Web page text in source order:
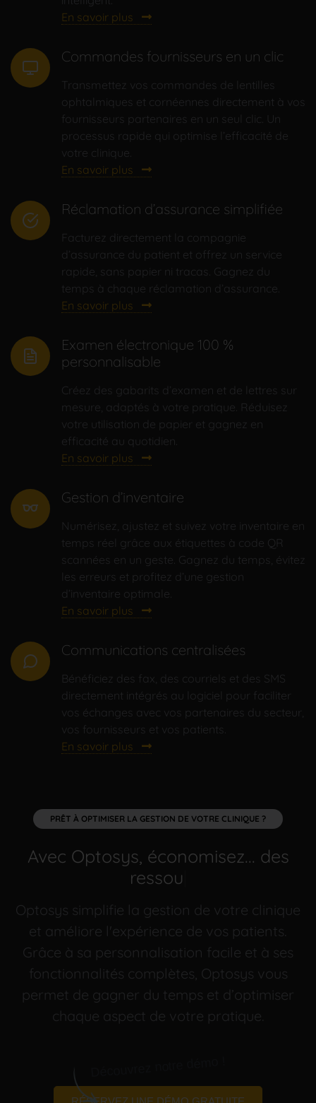
En savoir plus
Commandes fournisseurs en un clic
Transmettez vos commandes de lentilles
ophtalmiques et cornéennes directement à vos
fournisseurs partenaires en un seul clic. Un
processus rapide qui optimise l’efficacité de
votre clinique.
En savoir plus
Réclamation d’assurance simplifiée
Facturez directement la compagnie
d’assurance du patient et offrez un service
rapide, sans papier ni tracas. Gagnez du
temps à chaque réclamation d’assurance.
En savoir plus
Examen électronique 100 %
personnalisable
Créez des gabarits d’examen et de lettres sur
mesure, adaptés à votre pratique. Réduisez
votre utilisation de papier et gagnez en
efficacité au quotidien.
En savoir plus
eyeglasses
Gestion d’inventaire
Numérisez, ajustez et suivez votre inventaire en
temps réel grâce aux étiquettes à code QR
scannées en un geste. Gagnez du temps, évitez
les erreurs et profitez d’une gestion
d’inventaire optimale.
En savoir plus
Communications centralisées
Bénéficiez des fax, des courriels et des SMS
directement intégrés au logiciel pour faciliter
vos échanges avec vos partenaires du secteur,
vos fournisseurs et vos patients.
En savoir plus
PRÊT À OPTIMISER LA GESTION DE VOTRE CLINIQUE ?
Avec Optosys, économisez...d|
Optosys simplifie la gestion de votre clinique
et améliore l'expérience de vos patients.
Grâce à sa personnalisation facile et à ses
fonctionnalités complètes, Optosys vous
permet de gagner du temps et d’optimiser
chaque aspect de votre pratique.
RÉSERVEZ UNE DÉMO GRATUITE